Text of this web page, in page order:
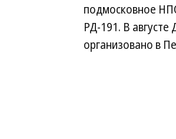
подмосковное
РД-191. В
организовано в